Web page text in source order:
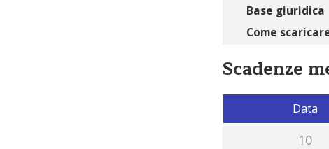
Base giuridica
Come
Scadenze
Data
10